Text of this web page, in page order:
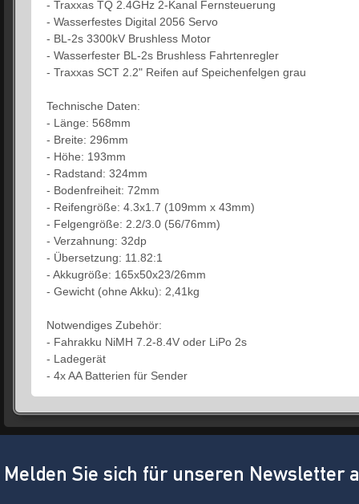
- Traxxas TQ 2.4GHz 2-Kanal Fernsteuerung
- Wasserfestes Digital 2056 Servo
- BL-2s 3300kV Brushless Motor
- Wasserfester BL-2s Brushless Fahrtenregler
- Traxxas SCT 2.2" Reifen auf Speichenfelgen grau
Technische Daten:
- Länge: 568mm
- Breite: 296mm
- Höhe: 193mm
- Radstand: 324mm
- Bodenfreiheit: 72mm
- Reifengröße: 4.3x1.7 (109mm x 43mm)
- Felgengröße: 2.2/3.0 (56/76mm)
- Verzahnung: 32dp
- Übersetzung: 11.82:1
- Akkugröße: 165x50x23/26mm
- Gewicht (ohne Akku): 2,41kg
Notwendiges Zubehör:
- Fahrakku NiMH 7.2-8.4V oder LiPo 2s
- Ladegerät
- 4x AA Batterien für Sender
Melden Sie sich für unseren Newsletter